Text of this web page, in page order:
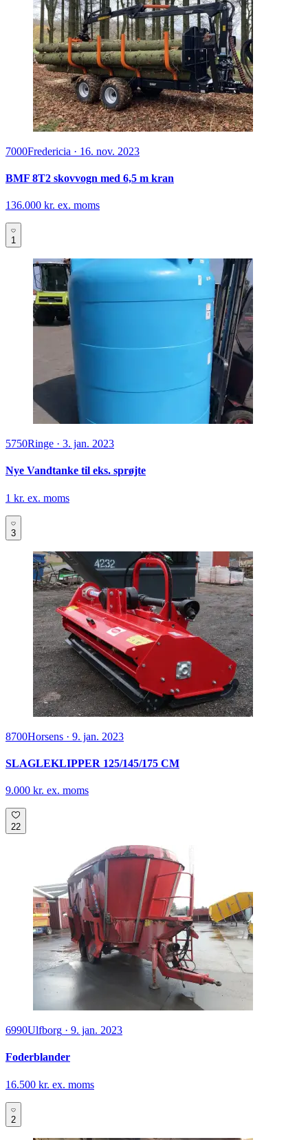
7000Fredericia · 16. nov. 2023
BMF 8T2 skovvogn med 6,5 m kran
136.000 kr. ex. moms
1
5750Ringe · 3. jan. 2023
Nye Vandtanke til eks. sprøjte
1 kr. ex. moms
3
8700Horsens · 9. jan. 2023
SLAGLEKLIPPER 125/145/175 CM
9.000 kr. ex. moms
22
6990Ulfborg · 9. jan. 2023
Foderblander
16.500 kr. ex. moms
2